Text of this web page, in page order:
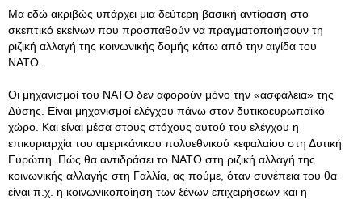
Μα εδώ ακριβώς υπάρχει μια δεύτερη βασική αντίφαση στο
σκεπτικό εκείνων που προσπαθούν να πραγματοποιήσουν τη
ριζική αλλαγή της κοινωνικής δομής κάτω από την αιγίδα του
ΝΑΤΟ.
Οι μηχανισμοί του ΝΑΤΟ δεν αφορούν μόνο την «ασφάλεια» της
Δύσης. Είναι μηχανισμοί ελέγχου πάνω στον δυτικοευρωπαϊκό
χώρο. Και είναι μέσα στους στόχους αυτού του ελέγχου η
επικυριαρχία του αμερικάνικου πολυεθνικού κεφαλαίου στη Δυτική
Ευρώπη. Πώς θα αντιδράσει το ΝΑΤΟ στη ριζική αλλαγή της
κοινωνικής αλλαγής στη Γαλλία, ας πούμε, όταν συνέπεια του θα
είναι π.χ. η κοινωνικοποίηση των ξένων επιχειρήσεων και η